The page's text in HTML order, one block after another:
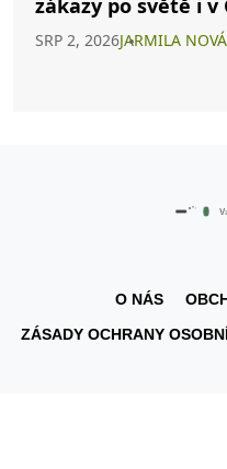
zákazy po světě i v
SRP 2, 2026JARMILA
O NÁS
ZÁSADY OCHRANY